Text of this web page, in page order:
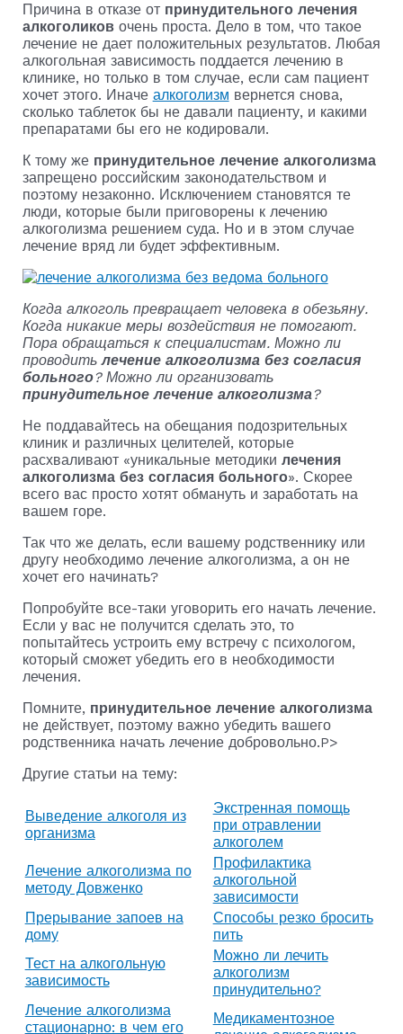
Причина в отказе от принудительного лечения
алкоголиковочень проста. Дело в том, что такое
лечение не дает положительных результатов. Любая
алкогольная зависимость поддается лечению в
клинике, но только в том случае, если сам пациент
хочет этого. Иначе алкоголизм вернется снова,
сколько таблеток бы не давали пациенту, и какими
препаратами бы его не кодировали.
К тому же принудительное лечение алкоголизма
запрещено российским законодательством и
поэтому незаконно. Исключением становятся те
люди, которые были приговорены к лечению
алкоголизма решением суда. Но и в этом случае
лечение вряд ли будет эффективным.
Когда алкоголь превращает человека в обезьяну.
Когда никакие меры воздействия не помогают.
Пора обращаться к специалистам. Можно ли
проводитьлечение алкоголизма без согласия
больного? Можно ли организовать
принудительное лечение алкоголизма?
Не поддавайтесь на обещания подозрительных
клиник и различных целителей, которые
расхваливают «уникальные методики лечения
алкоголизма без согласия больного». Скорее
всего вас просто хотят обмануть и заработать на
вашем горе.
Так что же делать, если вашему родственнику или
другу необходимо лечение алкоголизма, а он не
хочет его начинать?
Попробуйте все-таки уговорить его начать лечение.
Если у вас не получится сделать это, то
попытайтесь устроить ему встречу с психологом,
который сможет убедить его в необходимости
лечения.
Помните, принудительное лечение алкоголизма
не действует, поэтому важно убедить вашего
родственника начать лечение добровольно.P>
Другие статьи на тему:
Выведение алкоголя из
организма
Экстренная помощь
при отравлении
алкоголем
Лечение алкоголизма по
методу Довженко
Профилактика
алкогольной
зависимости
Прерывание запоев на
дому
Способы резко бросить
пить
Тест на алкогольную
зависимость
Можно ли лечить
алкоголизм
принудительно?
Лечение алкоголизма
стационарно: в чем его
Медикаментозное